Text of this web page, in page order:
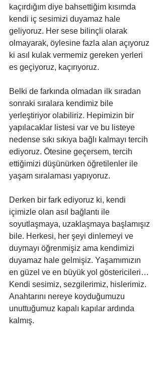
kaçırdığım diye bahsettiğim kısımda
kendi iç sesimizi duyamaz hale
geliyoruz. Her sese bilinçli olarak
olmayarak, öylesine fazla alan açıyoruz
ki asıl kulak vermemiz gereken yerleri
es geçiyoruz, kaçırıyoruz.
Belki de farkında olmadan ilk sıradan
sonraki sıralara kendimiz bile
yerleştiriyor olabiliriz. Hepimizin bir
yapılacaklar listesi var ve bu listeye
nedense sıkı sıkıya bağlı kalmayı tercih
ediyoruz. Ötesine geçersem, tercih
ettiğimizi düşünürken öğretilenler ile
yaşam sıralaması yapıyoruz.
Derken bir fark ediyoruz ki, kendi
içimizle olan asıl bağlantı ile
soyutlaşmaya, uzaklaşmaya başlamışız
bile. Herkesi, her şeyi dinlemeyi ve
duymayı öğrenmişiz ama kendimizi
duyamaz hale gelmişiz. Yaşamımızın
en güzel ve en büyük yol göstericileri…
Kendi sesimiz, sezgilerimiz, hislerimiz.
Anahtarını nereye koyduğumuzu
unuttuğumuz kapalı kapılar ardında
kalmış.